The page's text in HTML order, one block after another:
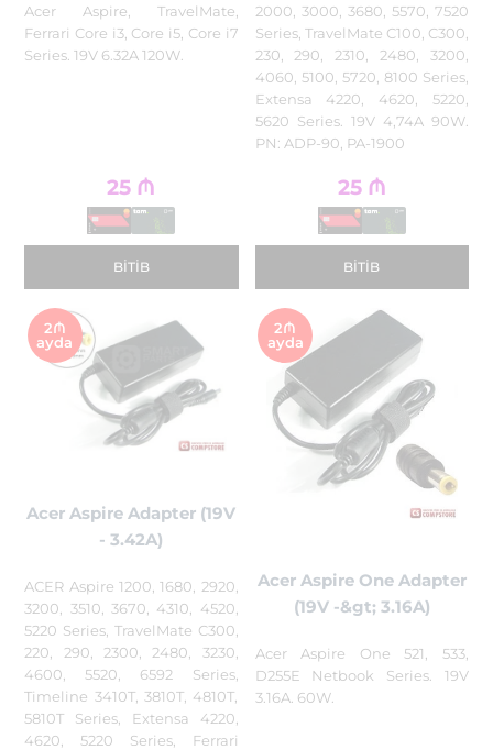
Acer Aspire, TravelMate,
Ferrari Core i3, Core i5, Core i7
Series. 19V 6.32A 120W.
25 ₼
BITIB
2000, 3000, 3680, 5570, 7520
Series, TravelMate C100, C300,
230, 290, 2310, 2480, 3200,
4060, 5100, 5720, 8100 Series,
Extensa 4220, 4620, 5220,
5620 Series. 19V 4,74A 90W.
PN: ADP-90, PA-1900
25 ₼
BITIB
2₼
ayda
Acer Aspire Adapter (19V
- 3.42A)
ACER Aspire 1200, 1680, 2920,
3200, 3510, 3670, 4310, 4520,
5220 Series, TravelMate C300,
220, 290, 2300, 2480, 3230,
4600, 5520, 6592 Series,
Timeline 3410T, 3810T, 4810T,
5810T Series, Extensa 4220,
4620, 5220 Series, Ferrari
2₼
ayda
Acer Aspire One Adapter
(19V -&gt; 3.16A)
Acer Aspire One 521, 533,
D255E Netbook Series. 19V
3.16A. 60W.